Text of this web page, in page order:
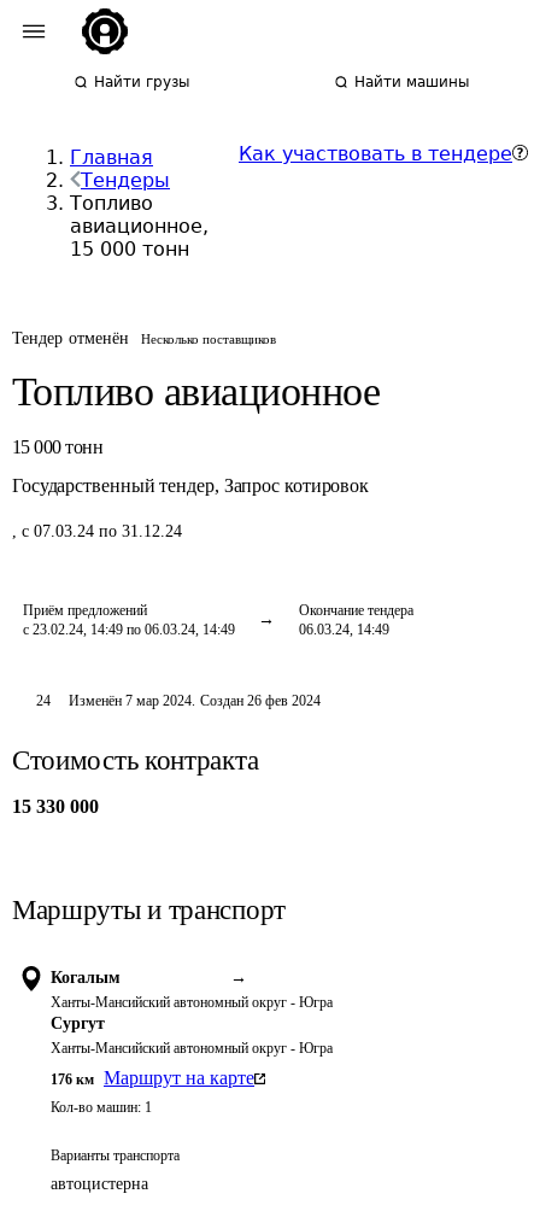
Найти грузы Найти машины
Главная
Тендеры
Топливо
авиационное,
15 000 тонн
Как участвовать в тендере
Тендер отменён Несколько поставщиков
Топливо авиационное
15 000 тонн
Государственный тендер, Запрос котировок
, с 07.03.24 по 31.12.24
Приём предложений
с 23.02.24, 14:49 по 06.03.24, 14:49
Окончание тендера
06.03.24, 14:49
24 Изменён7 мар 2024. Создан 26 фев 2024
Стоимость контракта
15 330 000
Маршруты и транспорт
Когалым →
Ханты-Мансийский автономный округ - Югра
Сургут
Ханты-Мансийский автономный округ - Югра
176 км Маршрут на карте
Кол-во машин: 1
Варианты транспорта
автоцистерна